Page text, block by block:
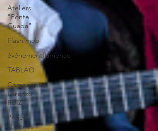
Ateliers
"Ponte
Guapa"
Flash mob
événementflamenco
TABLAO
Compagnie
Lorenzo
RUIZ
Projets
scolaires